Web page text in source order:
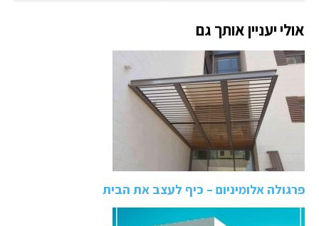
אולי יעניין אותך גם
פרגולה אלומיניום – כיף לעצב את הבית